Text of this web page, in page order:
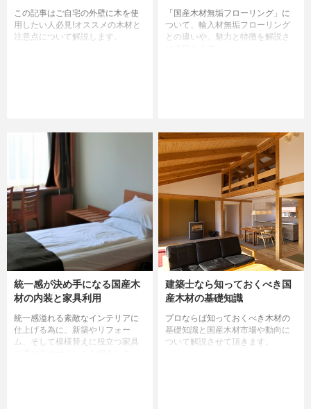
この記事はご自宅の外壁に木を使
用したい人必見!オススメの木材と
注意点について解説します。
「国産木材無垢フローリング」に
ついて、輸入材無垢フローリング
との違いや、魅力と特徴を解説さ
統一感が決め手になる国産木
材の内装と家具利用
統一感溢れる素敵なインテリアに
仕上げる為に、新築やリフォー
ム、そして模様替えに役立つ家具
建築士なら知っておくべき国
産木材の基礎知識
プロならば知っておくべき木材の
基礎知識と国産木材市場や動向に
ついて解説させて頂きます。